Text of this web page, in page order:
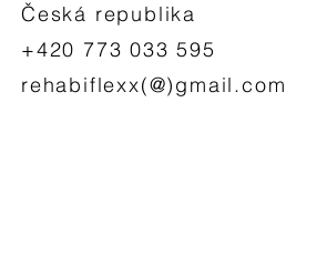
Česká republika
+420 773 033 595
rehabiflexx(@)gmail.com